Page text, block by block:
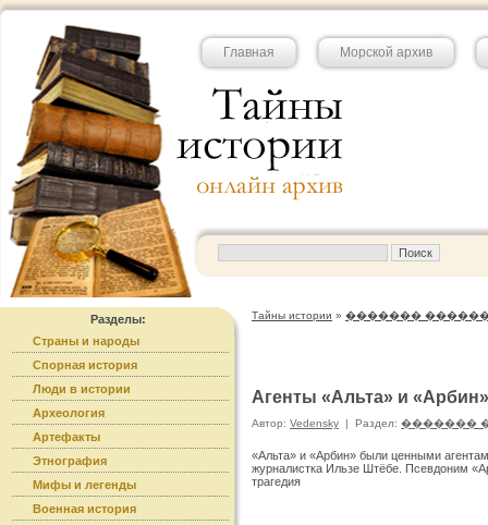
Главная Морской архив
Разделы:
Страны и народы
Спорная история
Люди в истории
Археология
Артефакты
Этнография
Мифы и легенды
Военная история
Тайны истории » �������
Агенты «Альта» и «Арбин»
Автор: Vedensky | Раздел: �������
«Альта» и «Арбин» были ценными
журналистка Ильзе Штёбе. Псевдоним
трагедия